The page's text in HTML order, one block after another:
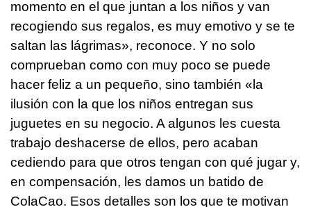
momento en el que juntan a los niños y van
recogiendo sus regalos, es muy emotivo y se te
saltan las lágrimas», reconoce. Y no solo
comprueban como con muy poco se puede
hacer feliz a un pequeño, sino también «la
ilusión con la que los niños entregan sus
juguetes en su negocio. A algunos les cuesta
trabajo deshacerse de ellos, pero acaban
cediendo para que otros tengan con qué jugar y,
en compensación, les damos un batido de
ColaCao. Esos detalles son los que te motivan